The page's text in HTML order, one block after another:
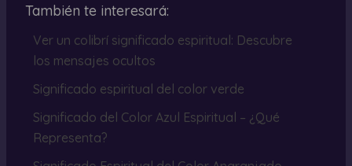
También te interesará:
Ver un colibrí significado espiritual: Descubre
los mensajes ocultos
Significado espiritual del color verde
Significado del Color Azul Espiritual – ¿Qué
Representa?